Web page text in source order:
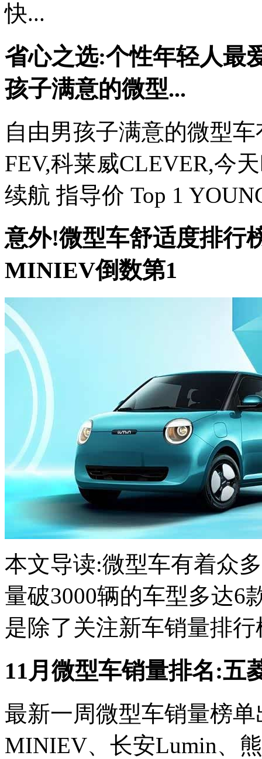
快...
省心之选:个性年轻人最
孩子满意的微型...
自由男孩子满意的微型
FEV,科莱威CLEVER,今
续航 指导价 Top 1
意外!微型车舒适度排行
MINIEV倒数第1
本文导读:微型车有着众
量破3000辆的车型多达6
是除了关注新车销量排
11月微型车销量排名:
最新一周微型车销量榜
MINIEV、长安Lumin、